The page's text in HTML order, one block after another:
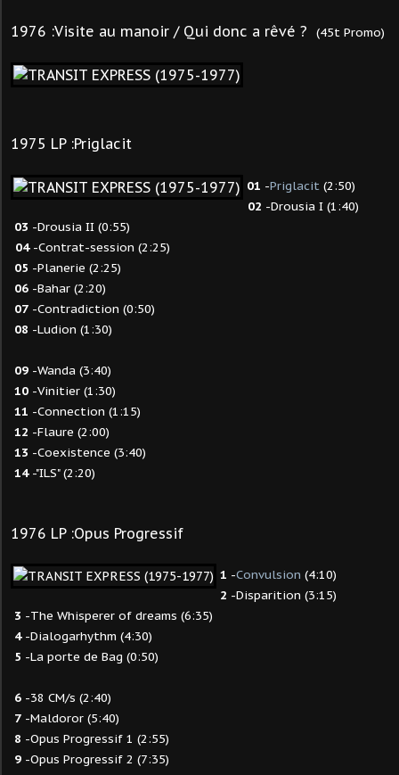
1976 :Visite au manoir / Qui donc a rêvé ? (45t Promo)
1975 LP :Priglacit
01 -Priglacit (2:50)
02 -Drousia I (1:40)
03 -Drousia II (0:55)
04-Contrat-session (2:25)
05 -Planerie (2:25)
06 -Bahar (2:20)
07 -Contradiction (0:50)
08 -Ludion (1:30)
09 -Wanda (3:40)
10 -Vinitier (1:30)
11 -Connection (1:15)
12 -Flaure (2:00)
13 -Coexistence (3:40)
14-"ILS" (2:20)
1976 LP :Opus Progressif
1 -Convulsion (4:10)
2 -Disparition (3:15)
3 -The Whisperer of dreams (6:35)
4-Dialogarhythm (4:30)
5 -La porte de Bag (0:50)
6 -38 CM/s (2:40)
7 -Maldoror (5:40)
8 -Opus Progressif 1 (2:55)
9 -Opus Progressif 2 (7:35)